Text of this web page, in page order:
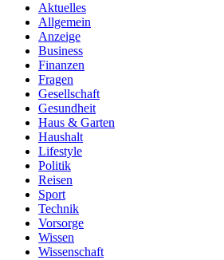
Aktuelles
Allgemein
Anzeige
Business
Finanzen
Fragen
Gesellschaft
Gesundheit
Haus & Garten
Haushalt
Lifestyle
Politik
Reisen
Sport
Technik
Vorsorge
Wissen
Wissenschaft